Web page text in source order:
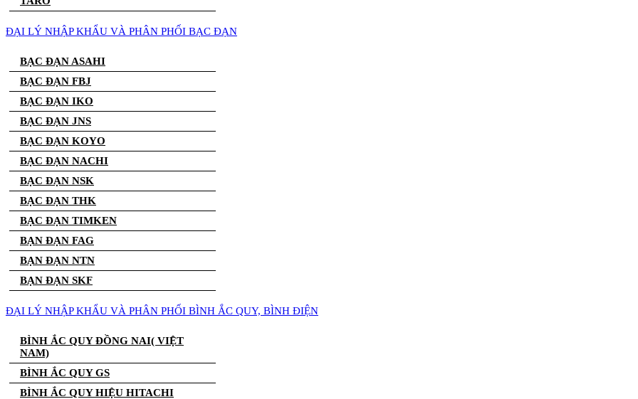
ĐẠI LÝ NHẬP KHẨU VÀ PHÂN PHỐI BẠC ĐẠN
BẠC ĐẠN ASAHI
BẠC ĐẠN FBJ
BẠC ĐẠN IKO
BẠC ĐẠN JNS
BẠC ĐẠN KOYO
BẠC ĐẠN NACHI
BẠC ĐẠN NSK
BẠC ĐẠN THK
BẠC ĐẠN TIMKEN
BẠN ĐẠN FAG
BẠN ĐẠN NTN
BẠN ĐẠN SKF
ĐẠI LÝ NHẬP KHẨU VÀ PHÂN PHỐI BÌNH ẮC QUY, BÌNH ĐIỆN
BÌNH ẮC QUY ĐỒNG NAI( VIỆT
NAM)
BÌNH ẮC QUY GS
BÌNH ẮC QUY HIỆU HITACHI